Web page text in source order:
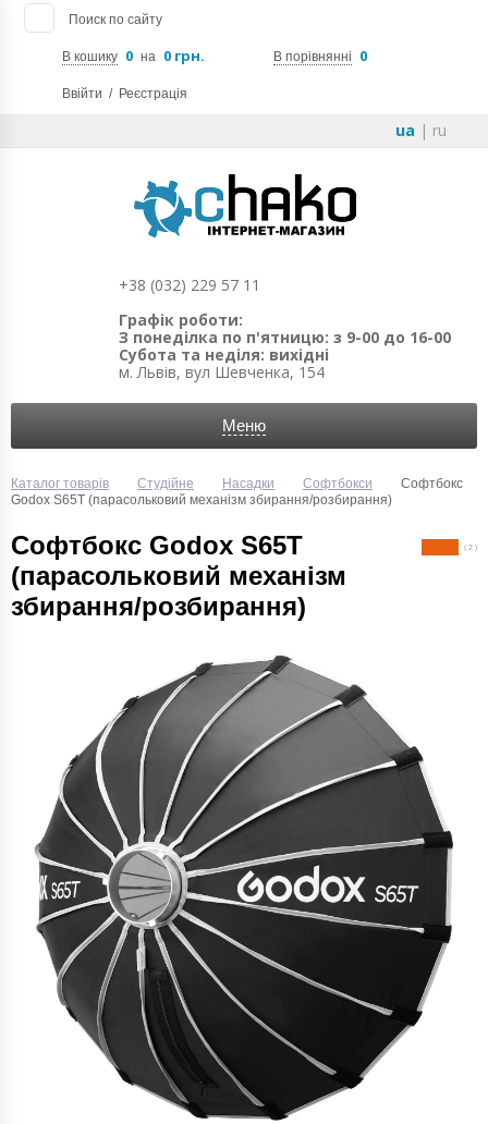
Поиск по сайту
В кошику 0 на 0 грн. В порівнянні 0
Ввійти / Реєстрація
ua | ru
+38 (032) 229 57 11
Графік роботи:
З понеділка по п'ятницю: з 9-00 до 16-00
Субота та неділя: вихідні
м. Львів, вул Шевченка, 154
Меню
Каталог товарів Студійне Насадки Софтбокси
Софтбокс
Godox S65T (парасольковий механізм збирання/розбирання)
Софтбокс Godox S65T
(парасольковий механізм
збирання/розбирання)
( 2 )